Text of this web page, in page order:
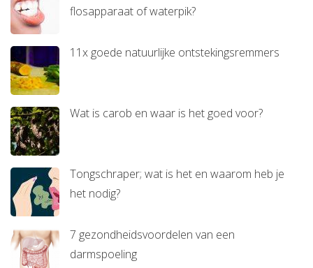
flosapparaat of waterpik?
11x goede natuurlijke ontstekingsremmers
Wat is carob en waar is het goed voor?
Tongschraper; wat is het en waarom heb je
het nodig?
7 gezondheidsvoordelen van een
darmspoeling